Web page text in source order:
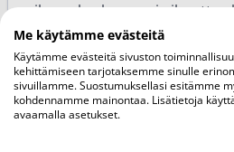
aikana, koska se voi aiheuttaa
heikentymistä. Se voi aiheuttaa
ennenaikaisen synnytyksen tai
Paras vaihtoehto on luopua
käyttämättä nikotiinia
Me käytämme evästeitä
Käytämme evästeitä sivuston
kehittämiseen tarjotaksemme sinulle
sivuillamme. Suostumuksellasi esitämme
kohdennamme mainontaa. Lisätietoja
avaamalla asetukset.